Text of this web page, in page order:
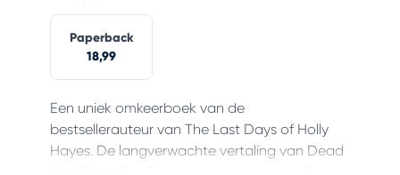
Paperback
18,99
Een uniek omkeerboek van de
bestsellerauteur van The Last Days of Holly
Hayes. De langverwachte vertaling van Dead